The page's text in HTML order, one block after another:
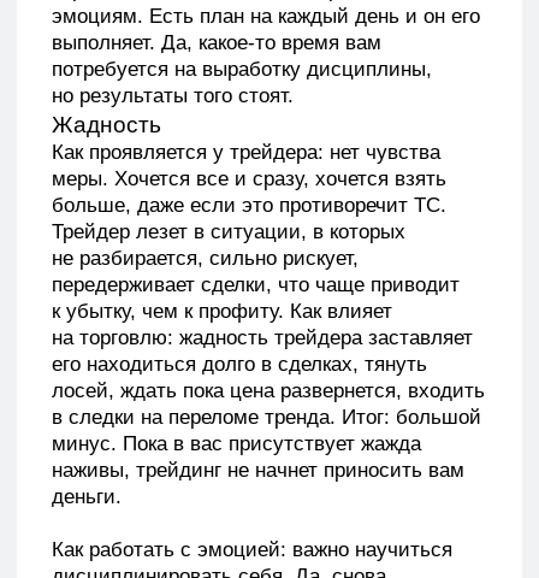
его находиться долго в сделках, тянуть
лосей, ждать пока цена развернется, входить
в следки на переломе тренда. Итог: большой
минус. Пока в вас присутствует жажда
наживы, трейдинг не начнет приносить вам
деньги.
Как работать с эмоцией: важно научиться
дисциплинировать себя. Да, снова
дисциплина. Если вы видите, что цена
пошла против вас, не ждите, пока она
развернется. Лучше закрыть сделку
с минимальной потерей. Не перетягивайте
сделки, не пытайтесь откусить от пирога
больше, чем в вас влезет.
Страх
Как проявляется у трейдера: страх мешает
торговать и адекватно воспринимать
реальность.
Как влияет на торговлю: под воздействием
страха трейдер может пропустить важные
движения в рынке или совершить
быстрый или ранний выход из прибыльный
сделки или боязнь закрыть позицию по стоп-